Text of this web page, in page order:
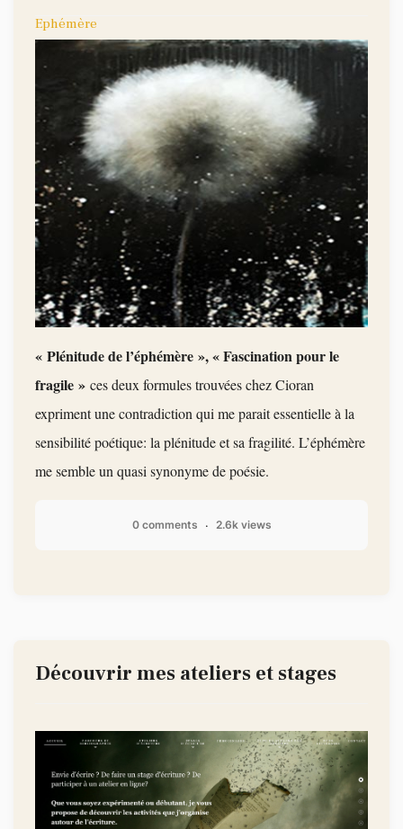
Ephémère
« Plénitude de l’éphémère », « Fascination pour le
fragile » ces deux formules trouvées chez Cioran
expriment une contradiction qui me parait essentielle à la
sensibilité poétique: la plénitude et sa fragilité. L’éphémère
me semble un quasi synonyme de poésie.
0 comments 2.6k views
Découvrir mes ateliers et stages